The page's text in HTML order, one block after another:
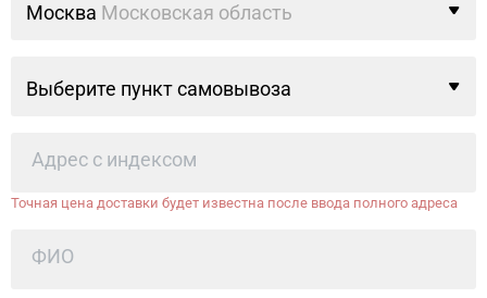
Москва Московская область
Выберите пункт самовывоза
Точная цена доставки будет известна после ввода полного адреса